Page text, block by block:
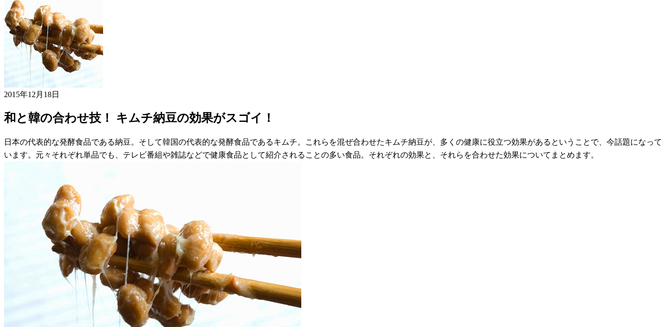
2015年12月18日
和と韓の合わせ技！ キムチ納豆の効果がスゴイ！
日本の代表的な発酵食品である納豆。そして韓国の代表的な発酵食品であるキムチ。これらを混ぜ合わせたキムチ納豆が、多くの健康に役立つ効果があるということで、今話題になって
います。元々それぞれ単品でも、テレビ番組や雑誌などで健康食品として紹介されることの多い食品。それぞれの効果と、それらを合わせた効果についてまとめます。